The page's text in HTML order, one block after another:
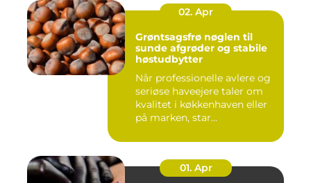
02. Apr
Grøntsagsfrø nøglen til
sunde afgrøder og stabile
høstudbytter
Når professionelle avlere og
seriøse haveejere taler om
kvalitet i køkkenhaven eller
på marken, star...
01. Apr